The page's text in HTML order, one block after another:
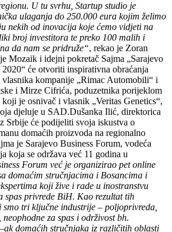
U tu svrhu, Startup studio je
ulaganja do 250.000 eura kojim želimo
nekih od inovacija koje ćemo vidjeti na
broj investitora te preko 100 malih i
da nam se pridruže“, rekao je Zoran
Mozaik i idejni pokretač Sajma „Sarajevo
2020“ će otvoriti inspirativna obraćanja
kompanije „Rimac Automobili“ i
i Mirze Cifrića, poduzetnika porijeklom
je osnivač i vlasnik „Veritas Genetics“,
djeluje u SAD.Dušanka Ilić, direktorica
Srbije će podijeliti svoja iskustva o
domaćih proizvoda na regionalno
je Sarajevo Business Forum, vodeća
koja se održava već 11 godina u
Forum već je organizirao pet online
domaćim stručnjacima i Bosancima i
koji žive i rade u inostranstvu
spas privrede BiH. Kao rezultat tih
tri ključne industrije – poljoprivreda,
za spas i održivost bh.
domaćih stručnjaka iz različitih oblasti